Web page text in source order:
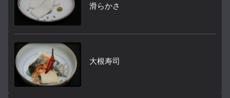
滑らかさ
大根寿司